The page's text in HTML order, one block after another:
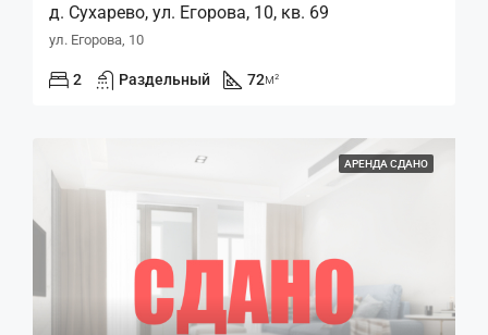
д. Сухарево, ул. Егорова, 10, кв. 69
ул. Егорова, 10
2 Раздельный 72м²
АРЕНДА СДАНО